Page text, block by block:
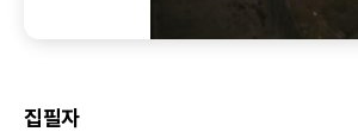
집필자